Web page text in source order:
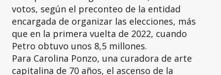
votos, según el preconteo de la entidad
encargada de organizar las elecciones, más
que en la primera vuelta de 2022, cuando
Petro obtuvo unos 8,5 millones.
Para Carolina Ponzo, una curadora de arte
capitalina de 70 años, el ascenso de la